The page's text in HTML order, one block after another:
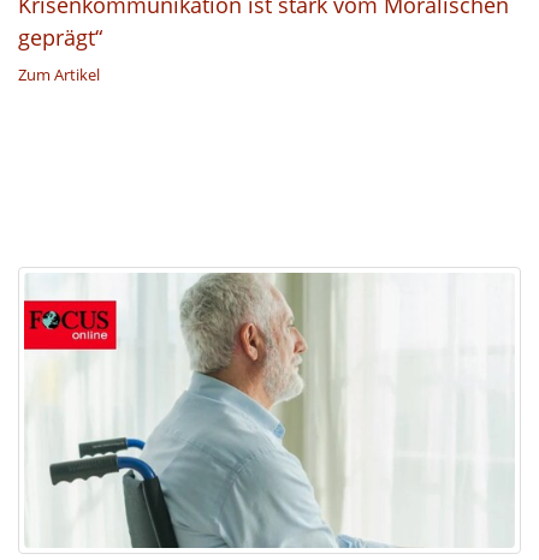
geprägt“
Zum Artikel